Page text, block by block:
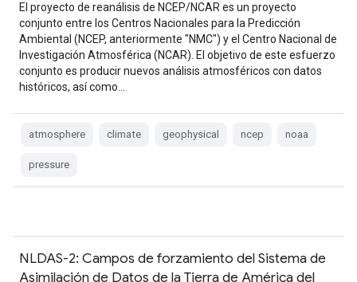
El proyecto de reanálisis de NCEP/NCAR es un proyecto
conjunto entre los Centros Nacionales para la Predicción
Ambiental (NCEP, anteriormente "NMC") y el Centro Nacional de
Investigación Atmosférica (NCAR). El objetivo de este esfuerzo
conjunto es producir nuevos análisis atmosféricos con datos
históricos, así como…
atmosphere climate geophysical ncep noaa
pressure
NLDAS-2: Campos de forzamiento del Sistema de
Asimilación de Datos de la Tierra de América del